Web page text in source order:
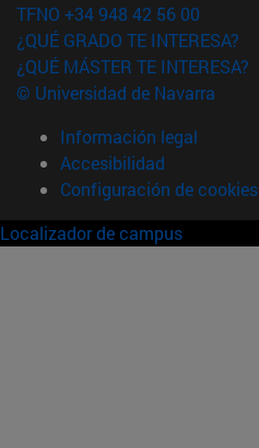
TFNO +34 948 42 56 00
¿QUÉ GRADO TE INTERESA?
¿QUÉ MÁSTER TE INTERESA?
© Universidad de Navarra
Información legal
Accesibilidad
Configuración de cookies
Localizador de campus